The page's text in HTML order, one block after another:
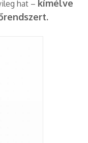
hat – kímélve